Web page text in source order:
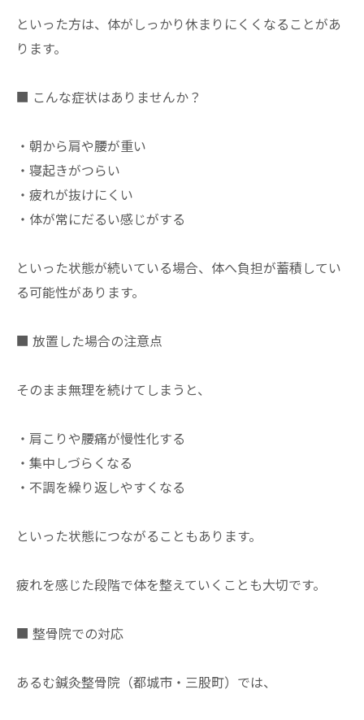
といった方は、体がしっかり休まりにくくなることがあ
ります。
■ こんな症状はありませんか？
・朝から肩や腰が重い
・寝起きがつらい
・疲れが抜けにくい
・体が常にだるい感じがする
といった状態が続いている場合、体へ負担が蓄積してい
る可能性があります。
■ 放置した場合の注意点
そのまま無理を続けてしまうと、
・肩こりや腰痛が慢性化する
・集中しづらくなる
・不調を繰り返しやすくなる
といった状態につながることもあります。
疲れを感じた段階で体を整えていくことも大切です。
■ 整骨院での対応
あるむ鍼灸整骨院（都城市・三股町）では、